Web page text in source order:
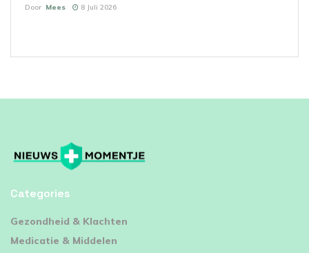
Door Mees 8 Juli 2026
Categories
⁠Gezondheid & Klachten
Medicatie & Middelen